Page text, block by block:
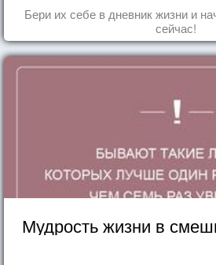
Бери их себе в дневник жизни и
сейчас!
Мудрость жизни в